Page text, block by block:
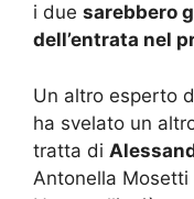
i due sarebbero
dell’entrata nel
Un altro esperto
ha svelato un
tratta di
Antonella